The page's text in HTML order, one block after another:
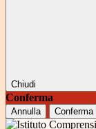
Chiudi
Conferma
Annulla Conferma